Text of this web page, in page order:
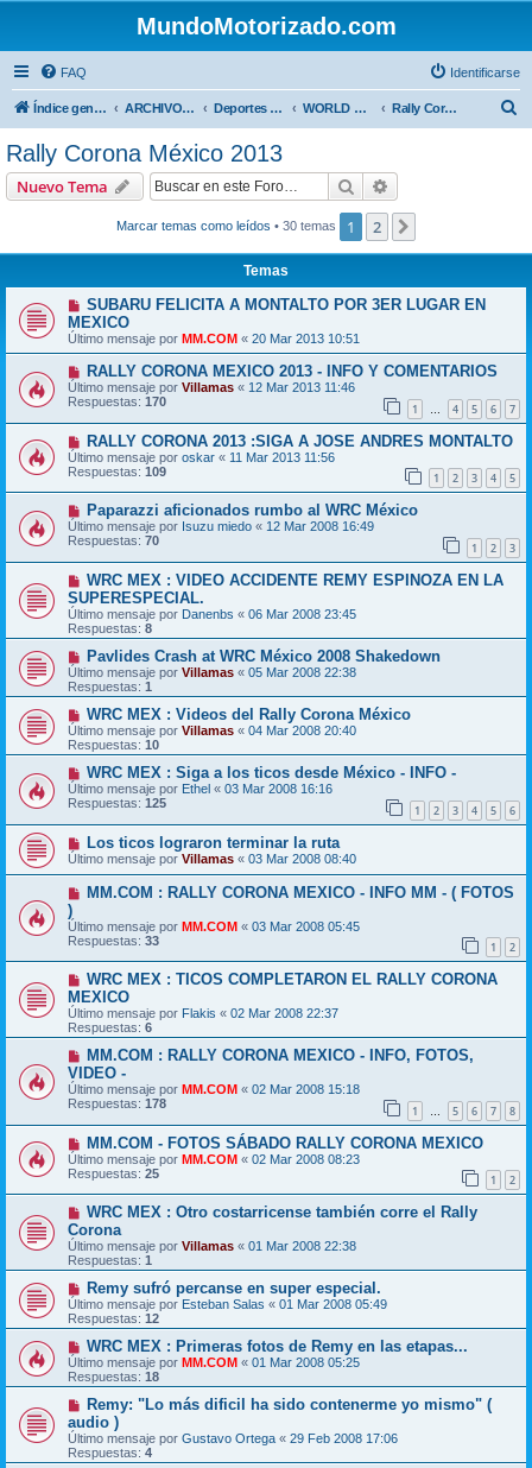
MundoMotorizado.com
FAQ Identificarse
Índice general ARCHIVO HASTA 2018 Deportes Internacionales WORLD RALLY ( WRC ) Rally Corona México 2013
Rally Corona México 2013
Nuevo Tema Buscar
Marcar temas como leídos • 30 temas 1 2
Temas
SUBARU FELICITA A MONTALTO POR 3ER LUGAR EN
MEXICO
Último mensaje por MM.COM « 20 Mar 2013 10:51
RALLY CORONA MEXICO 2013 - INFO Y COMENTARIOS
Último mensaje por Villamas « 12 Mar 2013 11:46
Respuestas: 170 1 … 4 5 6 7
RALLY CORONA 2013 :SIGA A JOSE ANDRES MONTALTO
Último mensaje por oskar « 11 Mar 2013 11:56
Respuestas: 109 1 2 3 4 5
Paparazzi aficionados rumbo al WRC México
Último mensaje por Isuzu miedo « 12 Mar 2008 16:49
Respuestas: 70 1 2 3
WRC MEX : VIDEO ACCIDENTE REMY ESPINOZA EN LA
SUPERESPECIAL.
Último mensaje por Danenbs « 06 Mar 2008 23:45
Respuestas: 8
Pavlides Crash at WRC México 2008 Shakedown
Último mensaje por Villamas « 05 Mar 2008 22:38
Respuestas: 1
WRC MEX : Videos del Rally Corona México
Último mensaje por Villamas « 04 Mar 2008 20:40
Respuestas: 10
WRC MEX : Siga a los ticos desde México - INFO -
Último mensaje por Ethel « 03 Mar 2008 16:16
Respuestas: 125 1 2 3 4 5 6
Los ticos lograron terminar la ruta
Último mensaje por Villamas « 03 Mar 2008 08:40
MM.COM : RALLY CORONA MEXICO - INFO MM - ( FOTOS
)
Último mensaje por MM.COM « 03 Mar 2008 05:45
Respuestas: 33 1 2
WRC MEX : TICOS COMPLETARON EL RALLY CORONA
MEXICO
Último mensaje por Flakis « 02 Mar 2008 22:37
Respuestas: 6
MM.COM : RALLY CORONA MEXICO - INFO, FOTOS,
VIDEO -
Último mensaje por MM.COM « 02 Mar 2008 15:18
Respuestas: 178 1 … 5 6 7 8
MM.COM - FOTOS SÁBADO RALLY CORONA MEXICO
Último mensaje por MM.COM « 02 Mar 2008 08:23
Respuestas: 25 1 2
WRC MEX : Otro costarricense también corre el Rally
Corona
Último mensaje por Villamas « 01 Mar 2008 22:38
Respuestas: 1
Remy sufró percanse en super especial.
Último mensaje por Esteban Salas « 01 Mar 2008 05:49
Respuestas: 12
WRC MEX : Primeras fotos de Remy en las etapas...
Último mensaje por MM.COM « 01 Mar 2008 05:25
Respuestas: 18
Remy: "Lo más dificil ha sido contenerme yo mismo" (
audio )
Último mensaje por Gustavo Ortega « 29 Feb 2008 17:06
Respuestas: 4